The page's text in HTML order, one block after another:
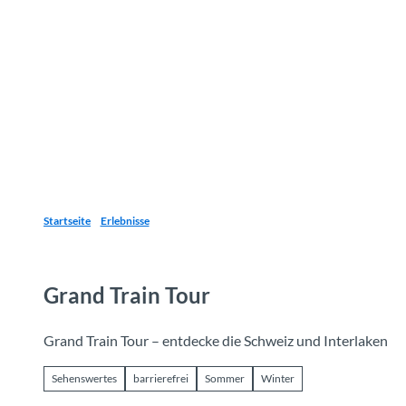
Startseite Erlebnisse
Grand Train Tour
Grand Train Tour – entdecke die Schweiz und Interlaken
Sehenswertes barrierefrei Sommer Winter